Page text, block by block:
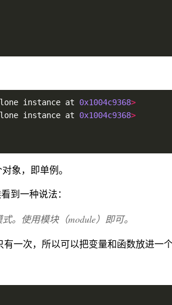
instance at 0x1004c9368>
instance at 0x1004c9368>
象，即单例。
到一种说法：
。使用模块（module）即可。
一次，所以可以把变量和函数放进一